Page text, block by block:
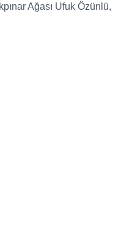
Ağası Ufuk Özünlü,